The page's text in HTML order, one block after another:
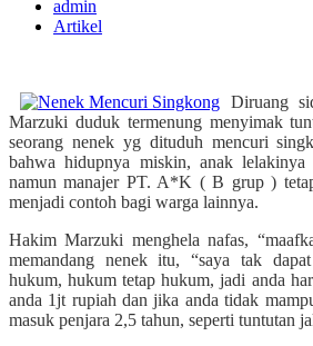
admin
Artikel
Diruang
Marzuki duduk termenung menyimak
seorang nenek yg dituduh mencuri
bahwa hidupnya miskin, anak
namun manajer PT. A*K ( B grup )
menjadi contoh bagi warga lainnya.
Hakim Marzuki menghela nafas,
memandang nenek itu, “saya tak
hukum, hukum tetap hukum, jadi anda
anda 1jt rupiah dan jika anda tidak
masuk penjara 2,5 tahun, seperti tuntutan